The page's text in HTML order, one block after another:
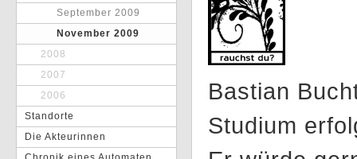
September 2009
November 2009
2008
2007
2006
Standorte
Die Akteurinnen
Bastian
Studium